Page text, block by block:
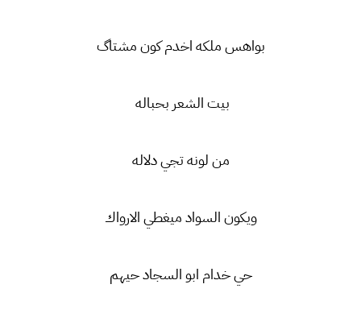
بواهس ملكه اخدم كون مشتاگ
بيت الشعر بحباله
من لونه تجي دلاله
ويكون السواد ميغطي الارواك
حي خدام ابو السجاد حيهم